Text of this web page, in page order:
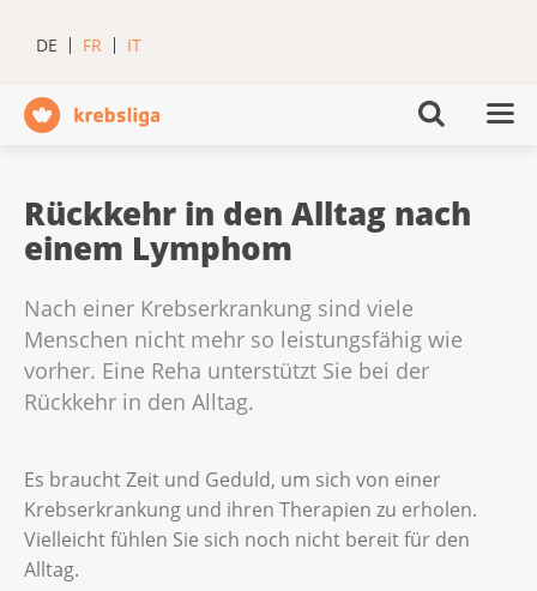
DE FR IT
Rückkehr in den Alltag nach
einem Lymphom
Nach einer Krebserkrankung sind viele
Menschen nicht mehr so leistungsfähig wie
vorher. Eine Reha unterstützt Sie bei der
Rückkehr in den Alltag.
Es braucht Zeit und Geduld, um sich von einer
Krebserkrankung und ihren Therapien zu erholen.
Vielleicht fühlen Sie sich noch nicht bereit für den
Alltag.